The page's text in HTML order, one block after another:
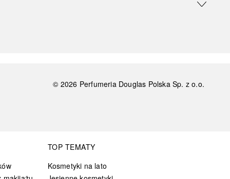
© 2026 Perfumeria Douglas Polska Sp. z o.o.
TOP TEMATY
Kosmetyki na lato